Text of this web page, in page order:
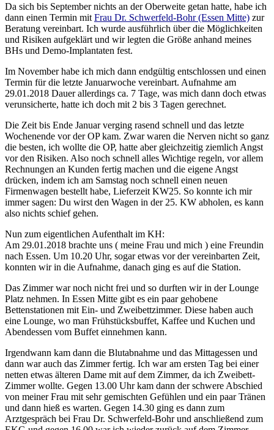
Da sich bis September nichts an der Oberweite getan hatte, habe ich
dann einen Termin mit Frau Dr. Schwerfeld-Bohr (Essen Mitte) zur
Beratung vereinbart. Ich wurde ausführlich über die Möglichkeiten
und Risiken aufgeklärt und wir legten die Größe anhand meines
BHs und Demo-Implantaten fest.
Im November habe ich mich dann endgültig entschlossen und einen
Termin für die letzte Januarwoche vereinbart. Aufnahme am
29.01.2018 Dauer allerdings ca. 7 Tage, was mich dann doch etwas
verunsicherte, hatte ich doch mit 2 bis 3 Tagen gerechnet.
Die Zeit bis Ende Januar verging rasend schnell und das letzte
Wochenende vor der OP kam. Zwar waren die Nerven nicht so ganz
die besten, ich wollte die OP, hatte aber gleichzeitig ziemlich Angst
vor den Risiken. Also noch schnell alles Wichtige regeln, vor allem
Rechnungen an Kunden fertig machen und die eigene Angst
drücken, indem ich am Samstag noch schnell einen neuen
Firmenwagen bestellt habe, Lieferzeit KW25. So konnte ich mir
immer sagen: Du wirst den Wagen in der 25. KW abholen, es kann
also nichts schief gehen.
Nun zum eigentlichen Aufenthalt im KH:
Am 29.01.2018 brachte uns ( meine Frau und mich ) eine Freundin
nach Essen. Um 10.20 Uhr, sogar etwas vor der vereinbarten Zeit,
konnten wir in die Aufnahme, danach ging es auf die Station.
Das Zimmer war noch nicht frei und so durften wir in der Lounge
Platz nehmen. In Essen Mitte gibt es ein paar gehobene
Bettenstationen mit Ein- und Zweibettzimmer. Diese haben auch
eine Lounge, wo man Frühstücksbuffet, Kaffee und Kuchen und
Abendessen vom Buffet einnehmen kann.
Irgendwann kam dann die Blutabnahme und das Mittagessen und
dann war auch das Zimmer fertig. Ich war am ersten Tag bei einer
netten etwas älteren Dame mit auf dem Zimmer, da ich Zweibett-
Zimmer wollte. Gegen 13.00 Uhr kam dann der schwere Abschied
von meiner Frau mit sehr gemischten Gefühlen und ein paar Tränen
und dann hieß es warten. Gegen 14.30 ging es dann zum
Arztgespräch bei Frau Dr. Schwerfeld-Bohr und anschließend zum